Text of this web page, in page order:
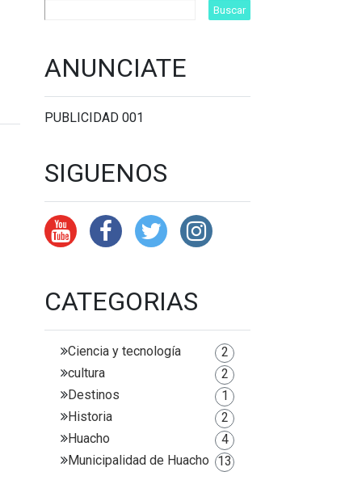
ANUNCIATE
PUBLICIDAD 001
SIGUENOS
CATEGORIAS
Ciencia y tecnología
2
cultura
2
Destinos
1
Historia
2
Huacho
4
Municipalidad de Huacho 13